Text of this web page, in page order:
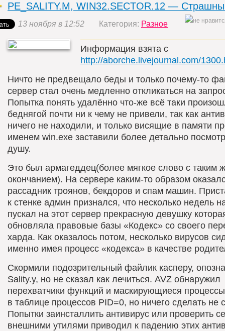
PE_SALITY.M, WIN32.SECTOR.12 —
13 ноября в 12:52 Категория: Разное
Информация взята с
http://aborche.livejournal.com/
Ничто не предвещало беды и только почему-то
сервер стал очень медленно откликаться на
Попытка понять удалённо что-же всё таки
беднягой почти ни к чему не привели, так как
ничего не находили, и только висящие в памяти
именем win.exe заставили более детально
душу.
Это был армагеддец(более мягкое слово с таким
окончанием). На сервере каким-то образом
рассадник троянов, бекдоров и спам машин.
к стенке админ признался, что несколько недель
пускал на этот сервер прекрасную девушку
обновляла правовые базы «Кодекс» со своего
харда. Как оказалось потом, несколько вирусов
именно имея процесс «кодекса» в качестве
Скормили подозрительный файлик касперу,
Sality.y, но не сказал как лечиться. AVZ обнаружил
перехватчики функций и маскирующиеся
в таблице процессов PID=0, но ничего сделать не
Попытки заинсталлить антивирус или проверить
внешними утилями приводил к падению этих